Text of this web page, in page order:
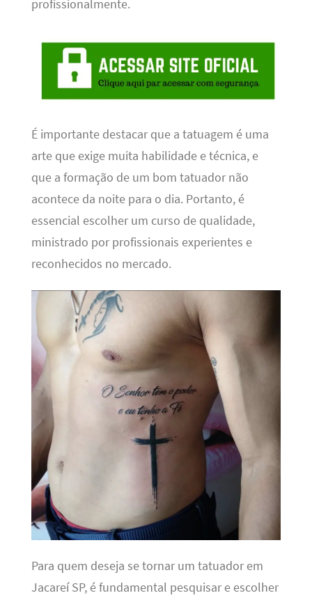
profissionalmente.
É importante destacar que a tatuagem é uma
arte que exige muita habilidade e técnica, e
que a formação de um bom tatuador não
acontece da noite para o dia. Portanto, é
essencial escolher um curso de qualidade,
ministrado por profissionais experientes e
reconhecidos no mercado.
Para quem deseja se tornar um tatuador em
Jacareí SP, é fundamental pesquisar e escolher